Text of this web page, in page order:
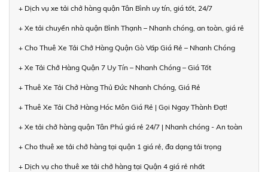
+ Dịch vụ xe tải chở hàng quận Tân Bình uy tín, giá tốt, 24/7
+ Xe tải chuyển nhà quận Bình Thạnh – Nhanh chóng, an toàn, giá rẻ
+ Cho Thuê Xe Tải Chở Hàng Quận Gò Vấp Giá Rẻ – Nhanh Chóng
+ Xe Tải Chở Hàng Quận 7 Uy Tín – Nhanh Chóng – Giá Tốt
+ Thuê Xe Tải Chở Hàng Thủ Đức Nhanh Chóng, Giá Rẻ
+ Thuê Xe Tải Chở Hàng Hóc Môn Giá Rẻ | Gọi Ngay Thành Đạt!
+ Xe tải chở hàng quận Tân Phú giá rẻ 24/7 | Nhanh chóng - An toàn
+ Cho thuê xe tải chở hàng tại quận 1 giá rẻ, đa dạng tải trọng
+ Dịch vụ cho thuê xe tải chở hàng tại Quận 4 giá rẻ nhất